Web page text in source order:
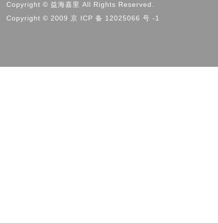
Copyright © 益海嘉里 All Rights Reserved.
Copyright © 2009 京 ICP 备 12025066 号 -1